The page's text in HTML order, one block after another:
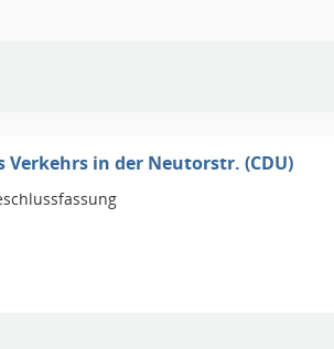
Verkehrs in der Neutorstr. (CDU)